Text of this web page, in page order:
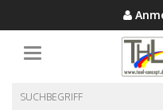
Toggle navigation